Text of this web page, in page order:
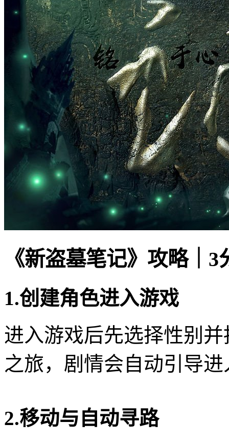
《新盗墓笔记》攻略｜
1.创建角色进入游戏
进入游戏后先选择性别
之旅，剧情会自动引导
2.移动与自动寻路